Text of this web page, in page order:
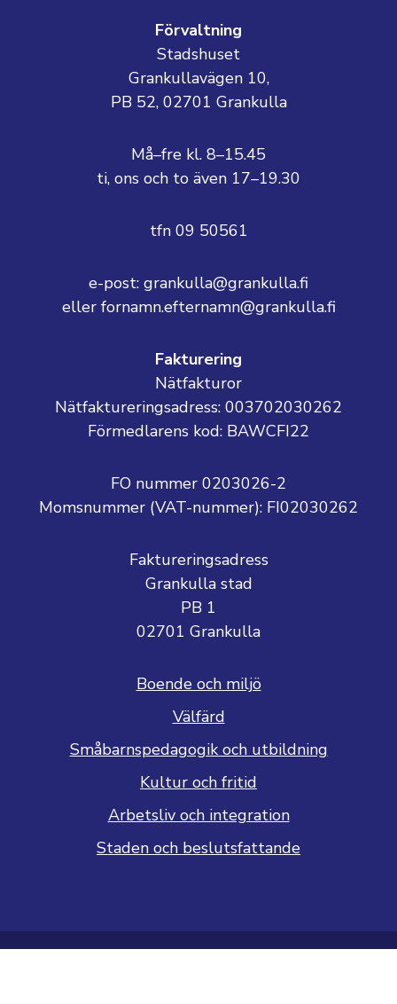
Förvaltning
Stadshuset
Grankullavägen 10,
PB 52, 02701 Grankulla
Må–fre kl. 8–15.45
ti, ons och to även 17–19.30
tfn 09 50561
e-post: grankulla@grankulla.fi
eller fornamn.efternamn@grankulla.fi
Fakturering
Nätfakturor
Nätfaktureringsadress: 003702030262
Förmedlarens kod: BAWCFI22
FO nummer 0203026-2
Momsnummer (VAT-nummer): FI02030262
Faktureringsadress
Grankulla stad
PB 1
02701 Grankulla
Boende och miljö
Välfärd
Småbarnspedagogik och utbildning
Kultur och fritid
Arbetsliv och integration
Staden och beslutsfattande